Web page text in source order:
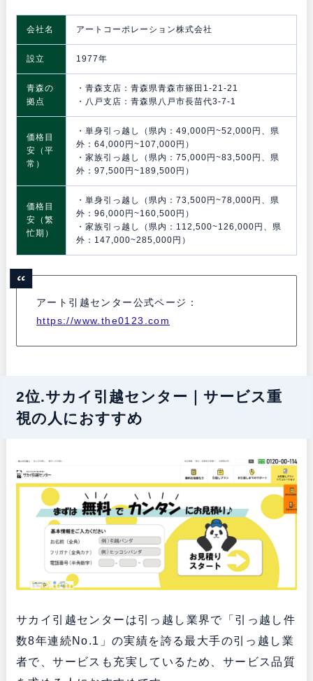
会社名 アートコーポレーション株式会社
設立 1977年
青森の
拠点
・青森支店：青森県青森市篠田1-21-21
・八戸支店：青森県八戸市長苗代3-7-1
価格目
安（平
常）
・単身引っ越し（県内：49,000円~52,000円、県
外：64,000円~107,000円）
・家族引っ越し（県内：75,000円~83,500円、県
外：97,500円~189,500円）
価格目
安（繁
忙期）
・単身引っ越し（県内：73,500円~78,000円、県
外：96,000円~160,500円）
・家族引っ越し（県内：112,500~126,000円、県
外：147,000~285,000円）
アート引越センター公式ページ：
https://www.the0123.com
2位.サカイ引越センター｜サービス重
視の人におすすめ
サカイ引越センターは引っ越し業界で「引っ越し件
数8年連続No.1」の実績を誇る最大手の引っ越し業
者で、サービスも充実しているため、サービス品質